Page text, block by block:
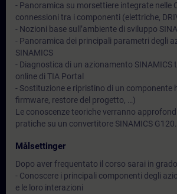
- Panoramica su morsettiere integrate nelle
connessioni tra i componenti (elettriche,
- Nozioni base sull’ambiente di sviluppo
- Panoramica dei principali parametri degli
SINAMICS
- Diagnostica di un azionamento SINAMICS
online di TIA Portal
- Sostituzione e ripristino di un componente
firmware, restore del progetto, …)
Le conoscenze teoriche verranno
pratiche su un convertitore SINAMICS G120.
Målsettinger
Dopo aver frequentato il corso sarai in
- Conoscere i principali componenti degli
e le loro interazioni